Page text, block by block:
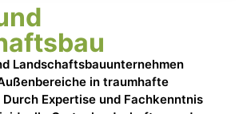
Landschaftsbauunternehmen
in traumhafte
Expertise und Fachkenntnis